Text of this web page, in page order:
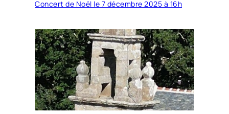
Concert de Noël le 7 décembre 2025 à 16h